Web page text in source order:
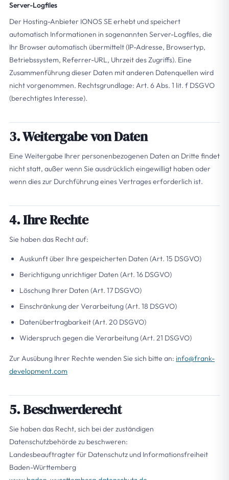
Server-Logfiles
Der Hosting-Anbieter IONOS SE erhebt und speichert
automatisch Informationen in sogenannten Server-Logfiles, die
Ihr Browser automatisch übermittelt (IP-Adresse, Browsertyp,
Betriebssystem, Referrer-URL, Uhrzeit des Zugriffs). Eine
Zusammenführung dieser Daten mit anderen Datenquellen wird
nicht vorgenommen. Rechtsgrundlage: Art. 6 Abs. 1 lit. f DSGVO
(berechtigtes Interesse).
3. Weitergabe von Daten
Eine Weitergabe Ihrer personenbezogenen Daten an Dritte findet
nicht statt, außer wenn Sie ausdrücklich eingewilligt haben oder
wenn dies zur Durchführung eines Vertrages erforderlich ist.
4. Ihre Rechte
Sie haben das Recht auf:
Auskunft über Ihre gespeicherten Daten (Art. 15 DSGVO)
Berichtigung unrichtiger Daten (Art. 16 DSGVO)
Löschung Ihrer Daten (Art. 17 DSGVO)
Einschränkung der Verarbeitung (Art. 18 DSGVO)
Datenübertragbarkeit (Art. 20 DSGVO)
Widerspruch gegen die Verarbeitung (Art. 21 DSGVO)
Zur Ausübung Ihrer Rechte wenden Sie sich bitte an: info@frank-
development.com
5. Beschwerderecht
Sie haben das Recht, sich bei der zuständigen
Datenschutzbehörde zu beschweren:
Landesbeauftragter für Datenschutz und Informationsfreiheit
Baden-Württemberg